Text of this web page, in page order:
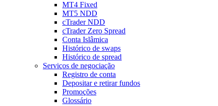
MT4 Fixed
MT5 NDD
cTrader NDD
cTrader Zero Spread
Conta Islâmica
Histórico de swaps
Histórico de spread
Serviços de negociação
Registro de conta
Depositar e retirar fundos
Promoções
Glossário